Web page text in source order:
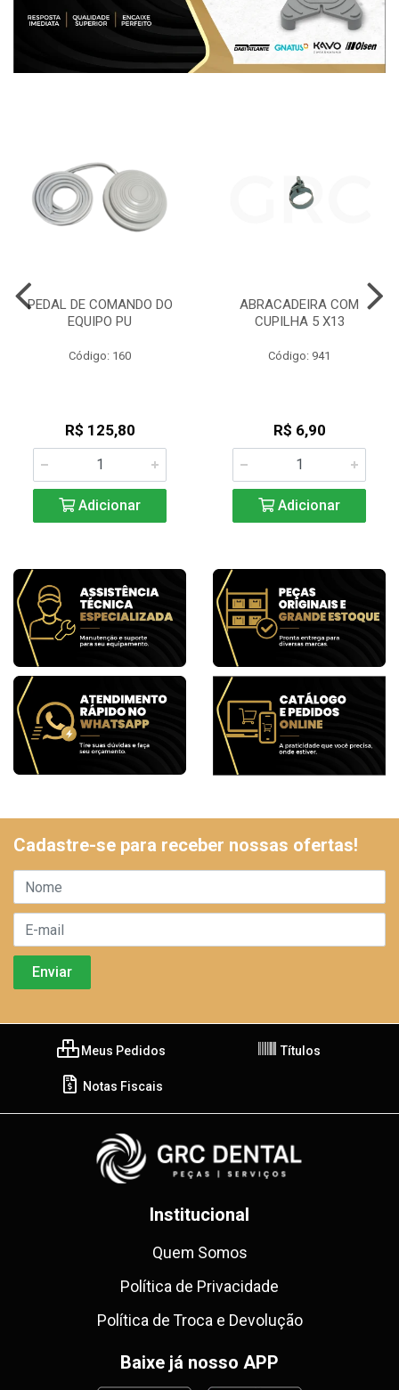
PEDAL DE COMANDO DO
EQUIPO PU
Código: 160
R$ 125,80
Adicionar
ABRACADEIRA COM
CUPILHA 5 X13
Código: 941
R$ 6,90
Adicionar
Cadastre-se para receber nossas ofertas!
Meus Pedidos Títulos
Notas Fiscais
Institucional
Quem Somos
Política de Privacidade
Política de Troca e Devolução
Baixe já nosso APP